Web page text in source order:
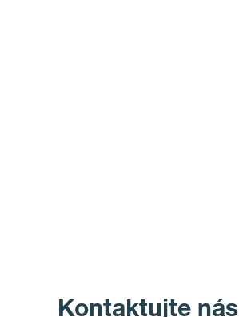
Kontaktujte nás